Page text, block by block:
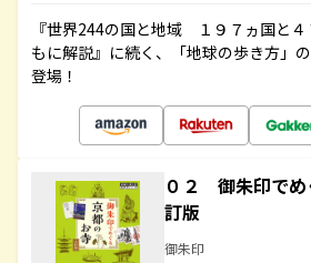
『世界244の国と地域 １９７ヵ国と
もに解説』に続く、「地球の歩き方」
登場！
０２ 御朱印で
訂版
御朱印